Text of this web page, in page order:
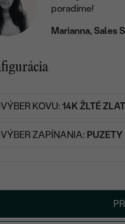
poradíme!
Marianna, Sales
VÝBER KOVU: 14K ŽLTÉ
VÝBER ZAPÍNANIA: PUZETY